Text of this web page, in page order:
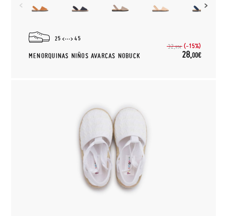
25 45
MENORQUINAS NIÑOS AVARCAS NOBUCK
32,95€ (-15%)
28,00€